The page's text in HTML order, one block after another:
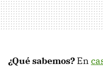
¿Qué sabemos? En